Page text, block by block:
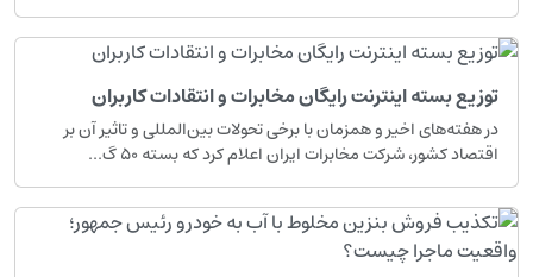
توزیع بسته اینترنت رایگان مخابرات و انتقادات کاربران
در هفته‌های اخیر و همزمان با برخی تحولات بین‌المللی و تاثیر آن بر
اقتصاد کشور، شرکت مخابرات ایران اعلام کرد که بسته ۵۰ گ...